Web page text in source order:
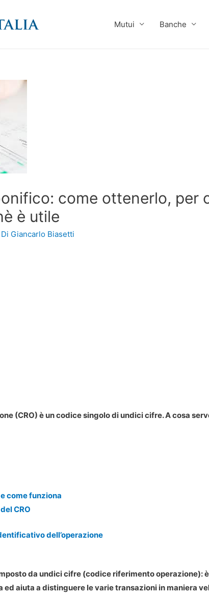
Mutui Banche
come ottenerlo, per
è utile
Giancarlo Biasetti
(CRO) è un codice singolo di undici cifre. A cosa
e come funziona
CRO
dell’operazione
da undici cifre (codice riferimento operazione):
ed aiuta a distinguere le varie transazioni in maniera